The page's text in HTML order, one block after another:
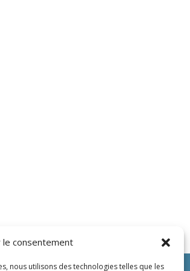
le consentement
nous utilisons des technologies telles que les